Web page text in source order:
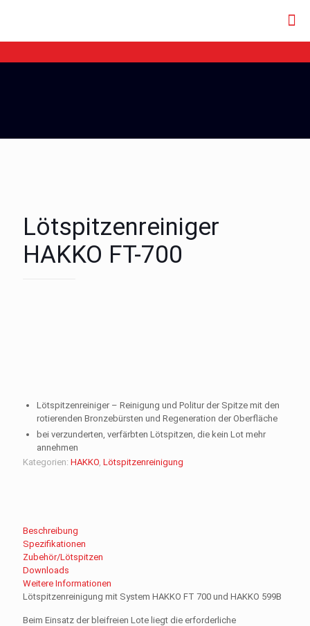
Lötspitzenreiniger
HAKKO FT-700
Lötspitzenreiniger – Reinigung und Politur der Spitze mit den
rotierenden Bronzebürsten und Regeneration der Oberfläche
bei verzunderten, verfärbten Lötspitzen, die kein Lot mehr
annehmen
Kategorien: HAKKO, Lötspitzenreinigung
Beschreibung
Spezifikationen
Zubehör/Lötspitzen
Downloads
Weitere Informationen
Lötspitzenreinigung mit System HAKKO FT 700 und HAKKO 599B
Beim Einsatz der bleifreien Lote liegt die erforderliche